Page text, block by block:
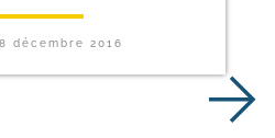
décembre 2016